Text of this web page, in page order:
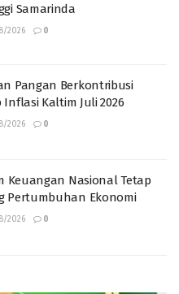
Samarinda
2026 0
Pangan Berkontribusi
Kaltim Juli 2026
2026 0
Keuangan Nasional Tetap
Pertumbuhan Ekonomi
2026 0